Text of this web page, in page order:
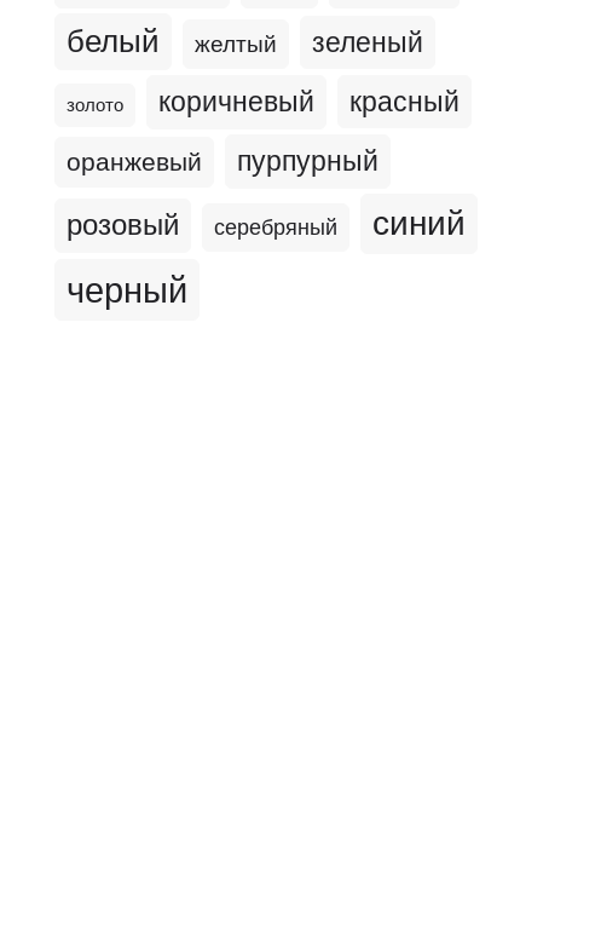
белый желтый зеленый
золото коричневый красный
оранжевый пурпурный
розовый серебряный синий
черный